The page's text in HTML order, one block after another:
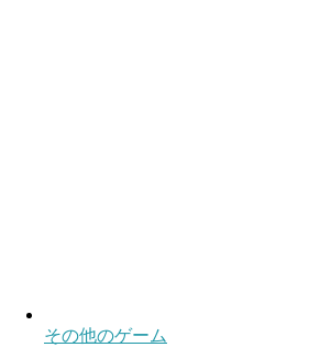
その他のゲーム